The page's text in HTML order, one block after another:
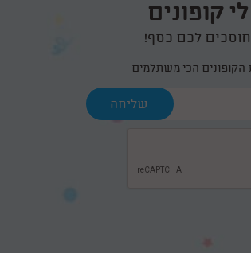
קופונים
לכם כסף!
הכי משתלמים